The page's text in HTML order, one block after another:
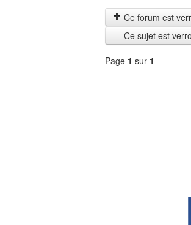
Ce forum est
Ce sujet est
Page 1 sur 1